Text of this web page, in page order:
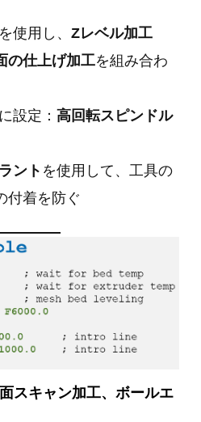
使用し、Zレベル加工
の仕上げ加工を組み合わ
設定：高回転スピンドル
ント を使用して、工具の
付着を防ぐ
スキャン加工、ボールエ